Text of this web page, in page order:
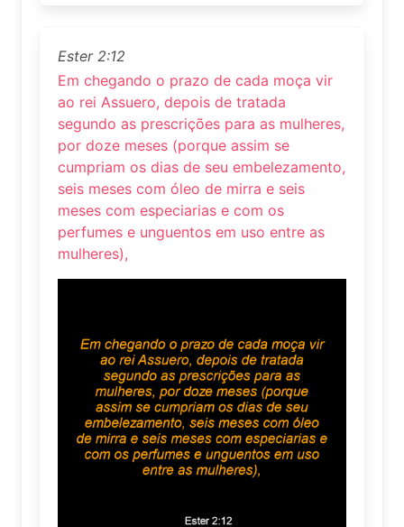
Ester 2:12
Em chegando o prazo de cada moça vir
ao rei Assuero, depois de tratada
segundo as prescrições para as mulheres,
por doze meses (porque assim se
cumpriam os dias de seu embelezamento,
seis meses com óleo de mirra e seis
meses com especiarias e com os
perfumes e unguentos em uso entre as
mulheres),